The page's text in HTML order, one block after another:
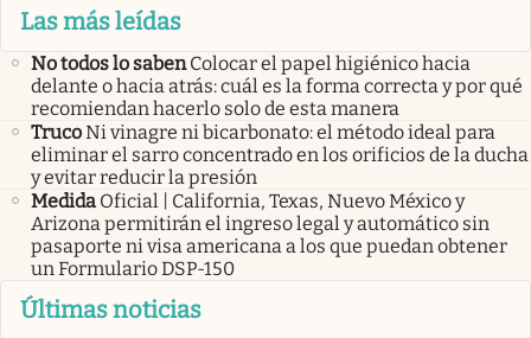
Las más leídas
No todos lo saben Colocar el papel higiénico hacia
delante o hacia atrás: cuál es la forma correcta y por qué
recomiendan hacerlo solo de esta manera
TrucoNi vinagre ni bicarbonato: el método ideal para
eliminar el sarro concentrado en los orificios de la ducha
y evitar reducir la presión
Medida Oficial | California, Texas, Nuevo México y
Arizona permitirán el ingreso legal y automático sin
pasaporte ni visa americana a los que puedan obtener
un Formulario DSP-150
Últimas noticias